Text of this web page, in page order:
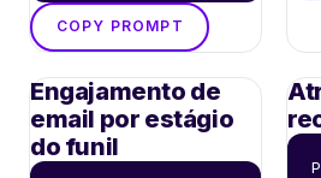
COPY PROMPT
Engajamento de
email por estágio
do funil